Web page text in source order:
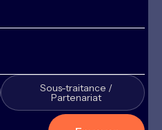
Sous-traitance /
Partenariat